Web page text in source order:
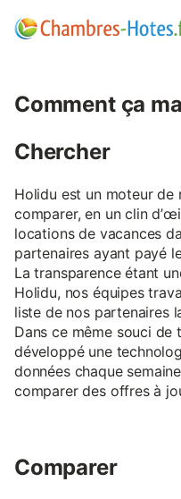
Comment ça
Chercher
Holidu est un moteur
comparer, en un clin
locations de vacances
partenaires ayant payé
La transparence étant
Holidu, nos équipes
liste de nos partenaires
Dans ce même souci de
développé une
données chaque
comparer des offres à
Comparer